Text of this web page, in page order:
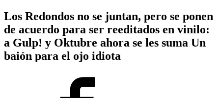
Los Redondos no se juntan, pero se ponen
de acuerdo para ser reeditados en vinilo:
a Gulp! y Oktubre ahora se les suma Un
baión para el ojo idiota